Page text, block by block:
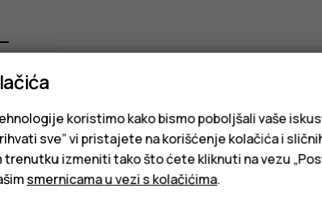
koristimo kako bismo poboljšali vaše
sve” vi pristajete na korišćenje kolačića i
trenutku izmeniti tako što ćete kliknuti na vezu
smernicama u vezi s kolačićima.